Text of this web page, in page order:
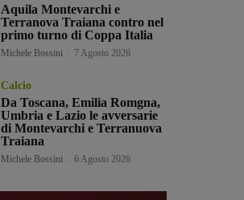
Aquila Montevarchi e
Terranova Traiana contro nel
primo turno di Coppa Italia
Michele Bossini 7 Agosto 2026
Calcio
Da Toscana, Emilia Romgna,
Umbria e Lazio le avversarie
di Montevarchi e Terranuova
Traiana
Michele Bossini 6 Agosto 2026